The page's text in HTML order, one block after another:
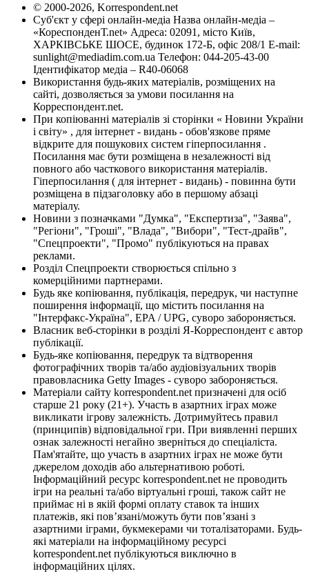
© 2000-2026, Korrespondent.net
Суб'єкт у сфері онлайн-медіа Назва онлайн-медіа –
«КореспонденТ.net» Адреса: 02091, місто Київ,
ХАРКІВСЬКЕ ШОСЕ, будинок 172-Б, офіс 208/1 E-mail:
sunlight@mediadim.com.ua Телефон: 044-205-43-00
Ідентифікатор медіа – R40-06068
Використання будь-яких матеріалів, розміщених на
сайті, дозволяється за умови посилання на
Корреспондент.net.
При копіюванні матеріалів зі сторінки « Новини України
і світу» , для інтернет - видань - обов'язкове пряме
відкрите для пошукових систем гіперпосилання .
Посилання має бути розміщена в незалежності від
повного або часткового використання матеріалів.
Гіперпосилання ( для інтернет - видань) - повинна бути
розміщена в підзаголовку або в першому абзаці
матеріалу.
Новини з позначками "Думка", "Експертиза", "Заява",
"Регіони", "Гроші", "Влада", "Вибори", "Тест-драйв",
"Спецпроекти", "Промо" публікуються на правах
реклами.
Розділ Спецпроекти створюється спільно з
комерційними партнерами.
Будь яке копіювання, публікація, передрук, чи наступне
поширення інформації, що містить посилання на
"Інтерфакс-Україна", EPA / UPG, суворо забороняється.
Власник веб-сторінки в розділі Я-Корреспондент є автор
публікації.
Будь-яке копіювання, передрук та відтворення
фотографічних творів та/або аудіовізуальних творів
правовласника Getty Images - суворо забороняється.
Матеріали сайту korrespondent.net призначені для осіб
старше 21 року (21+). Участь в азартних іграх може
викликати ігрову залежність. Дотримуйтесь правил
(принципів) відповідальної гри. При виявленні перших
ознак залежності негайно зверніться до спеціаліста.
Пам'ятайте, що участь в азартних іграх не може бути
джерелом доходів або альтернативою роботі.
Інформаційний ресурс korrespondent.net не проводить
ігри на реальні та/або віртуальні гроші, також сайт не
приймає ні в якій формі оплату ставок та інших
платежів, які пов’язані/можуть бути пов’язані з
азартними іграми, букмекерами чи тоталізаторами. Будь-
які матеріали на інформаційному ресурсі
korrespondent.net публікуються виключно в
інформаційних цілях.